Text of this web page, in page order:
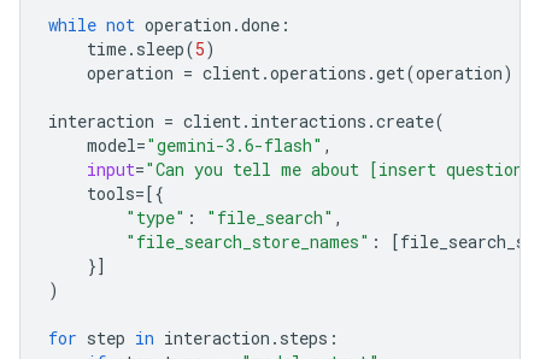
while not operation .done :
time. sleep(5)
operation = client.operations .get(operation)
interaction = client. interactions .create(
model="gemini-3.6-flash" ,
input="Can you tell me about [insert
tools=[{
"type" : "file_search" ,
"file_search_store_names" : [
}]
)
for step in interaction . steps :